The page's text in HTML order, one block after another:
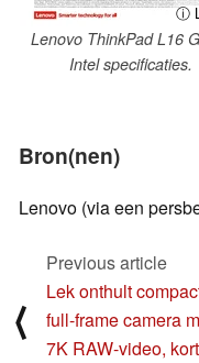
ⓘ
Lenovo ThinkPad L16
Intel specificaties.
Bron(nen)
Lenovo (via een
⟨
Previous article
Lek onthult
full-frame camera
7K RAW-video, kort